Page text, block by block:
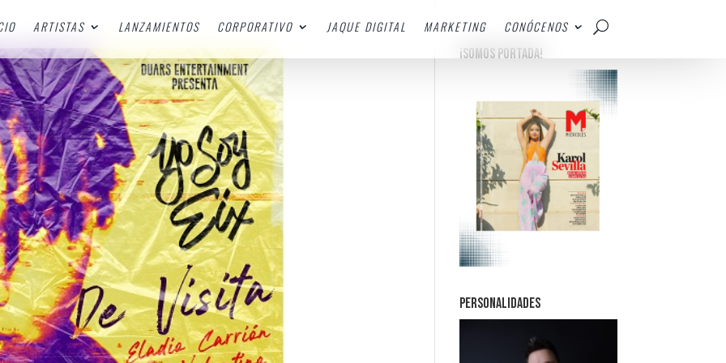
ARTISTAS LANZAMIENTOS CORPORATIVO JAQUE DIGITAL MARKETING
CONÓCENOS
¡SOMOS PORTADA!
PERSONALIDADES